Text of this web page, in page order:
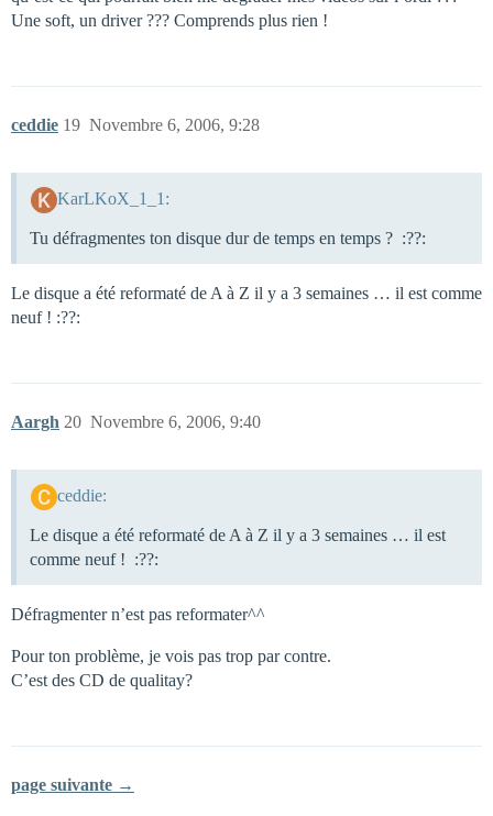
Une soft, un driver ??? Comprends plus rien !
ceddie Novembre 6, 2006, 9:28
19
KarLKoX_1_1:
Tu défragmentes ton disque dur de temps en temps ? :??:
Le disque a été reformaté de A à Z il y a 3 semaines … il est comme
neuf ! :??:
Aargh Novembre 6, 2006, 9:40
20
ceddie:
Le disque a été reformaté de A à Z il y a 3 semaines … il est
comme neuf ! :??:
Défragmenter n’est pas reformater^^
Pour ton problème, je vois pas trop par contre.
C’est des CD de qualitay?
page suivante →